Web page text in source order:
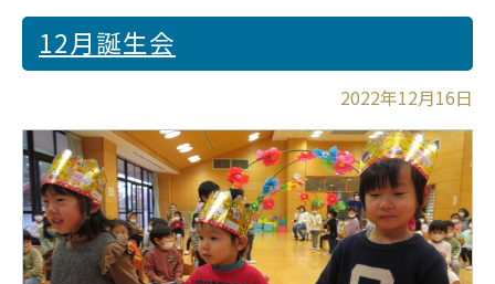
12月誕生会
2022年12月16日